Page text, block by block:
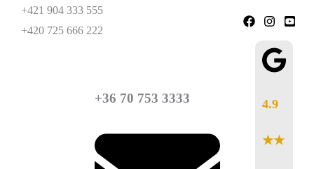
+421 904 333 555
+420 725 666 222
+36 70 753 3333 4.9
★★